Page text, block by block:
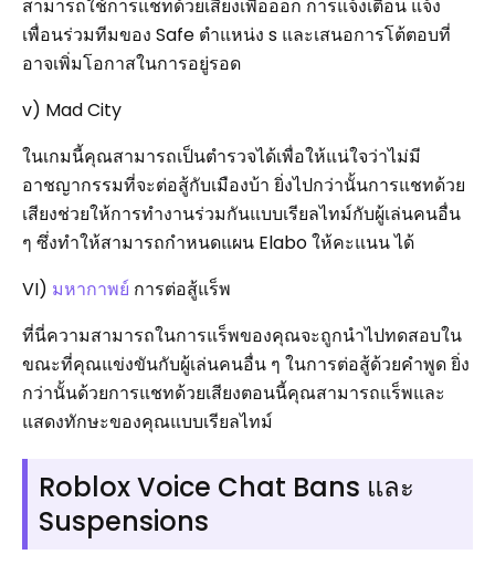
สามารถใช้การแชทด้วยเสียงเพื่อออก การแจ้งเตือน แจ้ง
เพื่อนร่วมทีมของ Safe ตำแหน่ง s และเสนอการโต้ตอบที่
อาจเพิ่มโอกาสในการอยู่รอด
v) Mad City
ในเกมนี้คุณสามารถเป็นตำรวจได้เพื่อให้แน่ใจว่าไม่มี
อาชญากรรมที่จะต่อสู้กับเมืองบ้า ยิ่งไปกว่านั้นการแชทด้วย
เสียงช่วยให้การทำงานร่วมกันแบบเรียลไทม์กับผู้เล่นคนอื่น
ๆ ซึ่งทำให้สามารถกำหนดแผน Elabo ให้คะแนน ได้
VI) มหากาพย์ การต่อสู้แร็พ
ที่นี่ความสามารถในการแร็พของคุณจะถูกนำไปทดสอบใน
ขณะที่คุณแข่งขันกับผู้เล่นคนอื่น ๆ ในการต่อสู้ด้วยคำพูด ยิ่ง
กว่านั้นด้วยการแชทด้วยเสียงตอนนี้คุณสามารถแร็พและ
แสดงทักษะของคุณแบบเรียลไทม์
Roblox Voice Chat Bans และ
Suspensions